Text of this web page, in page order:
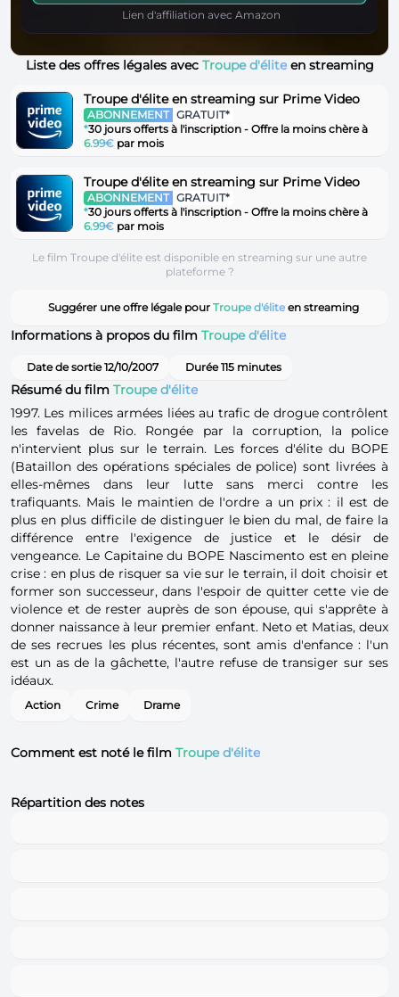
Lien d'affiliation avec Amazon
Liste des offres légales avec Troupe d'éliteen streaming
Troupe d'élite en streaming sur Prime Video
ABONNEMENT GRATUIT*
*30 jours offerts à l'inscription - Offre la moins chère à
6.99€ par mois
Troupe d'élite en streaming sur Prime Video
ABONNEMENT GRATUIT*
*30 jours offerts à l'inscription - Offre la moins chère à
6.99€ par mois
Le film Troupe d'élite est disponible en streaming sur une autre
plateforme ?
Suggérer une offre légale pour Troupe d'éliteen streaming
Informations à propos du film Troupe d'élite
Date de sortie 12/10/2007 Durée 115 minutes
Résumé du film Troupe d'élite
1997. Les milices armées liées au trafic de drogue contrôlent
les favelas de Rio. Rongée par la corruption, la police
n'intervient plus sur le terrain. Les forces d'élite du BOPE
(Bataillon des opérations spéciales de police) sont livrées à
elles-mêmes dans leur lutte sans merci contre les
trafiquants. Mais le maintien de l'ordre a un prix : il est de
plus en plus difficile de distinguer le bien du mal, de faire la
différence entre l'exigence de justice et le désir de
vengeance. Le Capitaine du BOPE Nascimento est en pleine
crise : en plus de risquer sa vie sur le terrain, il doit choisir et
former son successeur, dans l'espoir de quitter cette vie de
violence et de rester auprès de son épouse, qui s'apprête à
donner naissance à leur premier enfant. Neto et Matias, deux
de ses recrues les plus récentes, sont amis d'enfance : l'un
est un as de la gâchette, l'autre refuse de transiger sur ses
idéaux.
Action Crime Drame
Comment est noté le film Troupe d'élite
Répartition des notes